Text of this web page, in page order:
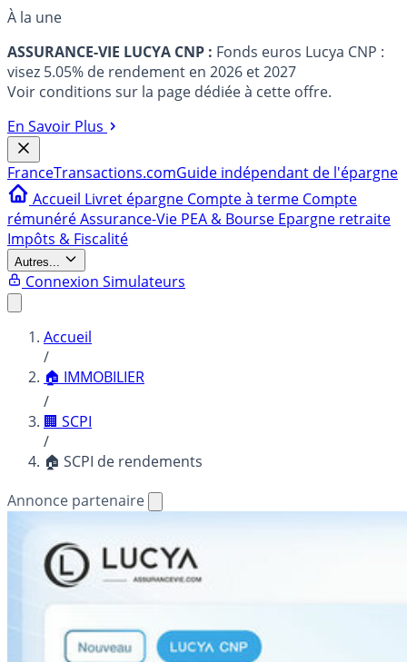
À la une
ASSURANCE-VIE LUCYA CNP : Fonds euros Lucya CNP :
visez 5.05% de rendement en 2026 et 2027
Voir conditions sur la page dédiée à cette offre.
En Savoir Plus
FranceTransactions.comGuide indépendant de l'épargne
Accueil Livret épargne Compte à terme Compte
rémunéréAssurance-Vie PEA & Bourse Epargne retraite
Impôts & Fiscalité
Autres...
Connexion Simulateurs
Accueil
/
🏠 IMMOBILIER
/
🏢 SCPI
/
🏠 SCPI de rendements
Annonce partenaire